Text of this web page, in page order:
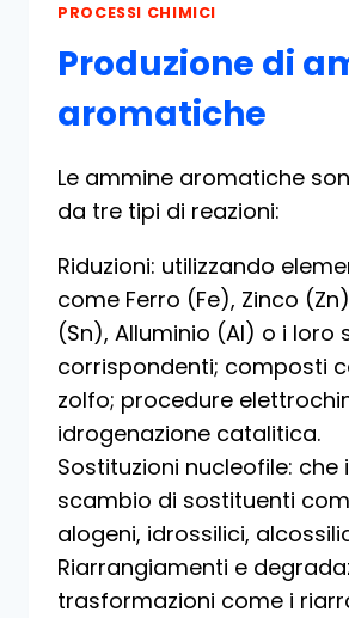
PROCESSI CHIMICI
Produzione di
aromatiche
Le ammine aromatiche
da tre tipi di reazioni:
Riduzioni: utilizzando
come Ferro (Fe), Zinco
(Sn), Alluminio (Al) o i loro
corrispondenti; composti
zolfo; procedure
idrogenazione catalitica.
Sostituzioni nucleofile: che
scambio di sostituenti
alogeni, idrossilici,
Riarrangiamenti e
trasformazioni come i